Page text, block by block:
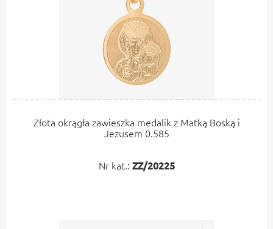
Złota okrągła zawieszka medalik z Matką Boską i
Jezusem 0.585
Nr kat.: ZZ/20225